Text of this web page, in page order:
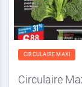
CIRCULAIRE MAXI
Circulaire